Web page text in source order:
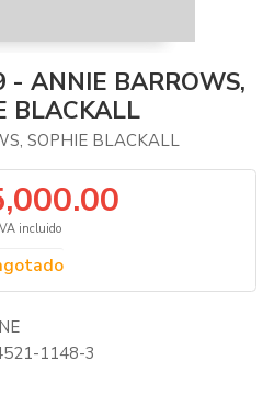
- ANNIE BARROWS,
BLACKALL
SOPHIE BLACKALL
incluido
1148-3